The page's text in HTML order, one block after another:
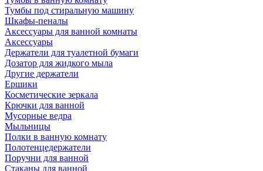
Тумбы под стиральную машину
Шкафы-пеналы
Аксессуары для ванной комнаты
Аксессуары
Держатели для туалетной бумаги
Дозатор для жидкого мыла
Другие держатели
Ершики
Косметические зеркала
Крючки для ванной
Мусорные ведра
Мыльницы
Полки в ванную комнату
Полотенцедержатели
Поручни для ванной
Стаканы для ванной